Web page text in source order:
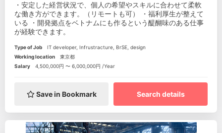
・安定した経営状況で、個人の希望やスキルに合わせて柔軟
な働き方ができます。（リモートも可） ・福利厚生が整えて
いる ・開発拠点をベトナムにも作るという醍醐味のある仕事
が経験できます。
Type of Job
IT developer, Infrustracture, BrSE, design
Working location
東京都
Salary
4,500,000円 〜 6,000,000円 /Year
Save in Bookmark Search details